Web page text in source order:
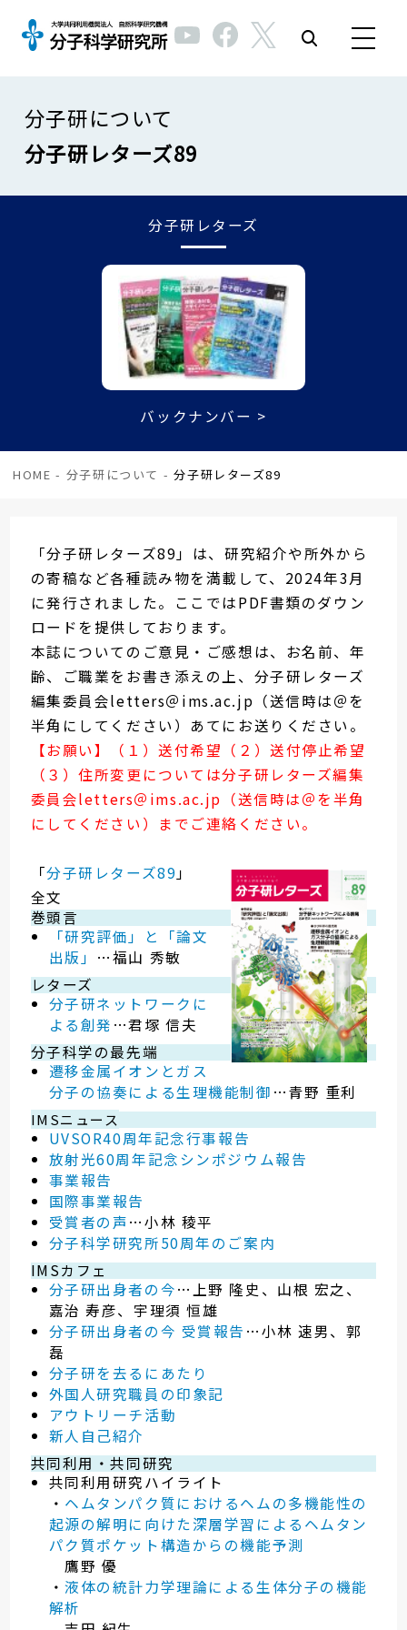
分子研について
分子研レターズ89
分子研レターズ
バックナンバー >
HOME - 分子研について - 分子研レターズ89
「分子研レターズ89」は、研究紹介や所外から
の寄稿など各種読み物を満載して、2024年3月
に発行されました。ここではPDF書類のダウン
ロードを提供しております。
本誌についてのご意見・ご感想は、お名前、年
齢、ご職業をお書き添えの上、分子研レターズ
編集委員会letters＠ims.ac.jp（送信時は＠を
半角にしてください）あてにお送りください。
【お願い】（１）送付希望（２）送付停止希望
（３）住所変更については分子研レターズ編集
委員会letters＠ims.ac.jp（送信時は＠を半角
にしてください）までご連絡ください。
「分子研レターズ89 」
全文
巻頭言
「研究評価」と「論文
出版」 …福山 秀敏
レターズ
分子研ネットワークに
よる創発 …君塚 信夫
分子科学の最先端
遷移金属イオンとガス
分子の協奏による生理機能制御 …青野 重利
IMSニュース
UVSOR40周年記念行事報告
放射光60周年記念シンポジウム報告
事業報告
国際事業報告
受賞者の声…小林 稜平
分子科学研究所50周年のご案内
IMSカフェ
分子研出身者の今…上野 隆史、山根 宏之、
嘉治 寿彦、宇理須 恒雄
分子研出身者の今 受賞報告 …小林 速男、郭
磊
分子研を去るにあたり
外国人研究職員の印象記
アウトリーチ活動
新人自己紹介
共同利用・共同研究
共同利用研究ハイライト
・ ヘムタンパク質におけるヘムの多機能性の
起源の解明に向けた深層学習によるヘムタン
パク質ポケット構造からの機能予測
鷹野 優
・液体の統計力学理論による生体分子の機能
解析